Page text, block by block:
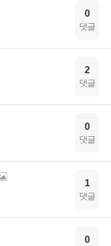
0
댓글
2
댓글
0
댓글
1
댓글
0